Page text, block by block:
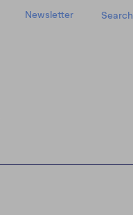
Newsletter Search